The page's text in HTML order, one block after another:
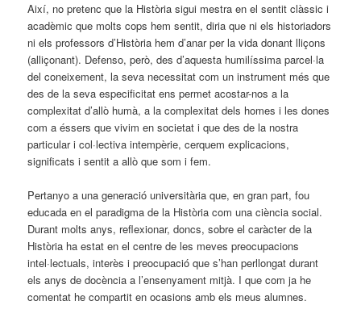
Així, no pretenc que la Història sigui mestra en el sentit clàssic i
acadèmic que molts cops hem sentit, diria que ni els historiadors
ni els professors d’Història hem d’anar per la vida donant lliçons
(alliçonant). Defenso, però, des d’aquesta humilíssima parcel·la
del coneixement, la seva necessitat com un instrument més que
des de la seva especificitat ens permet acostar-nos a la
complexitat d’allò humà, a la complexitat dels homes i les dones
com a éssers que vivim en societat i que des de la nostra
particular i col·lectiva intempèrie, cerquem explicacions,
significats i sentit a allò que som i fem.
Pertanyo a una generació universitària que, en gran part, fou
educada en el paradigma de la Història com una ciència social.
Durant molts anys, reflexionar, doncs, sobre el caràcter de la
Història ha estat en el centre de les meves preocupacions
intel·lectuals, interès i preocupació que s’han perllongat durant
els anys de docència a l’ensenyament mitjà. I que com ja he
comentat he compartit en ocasions amb els meus alumnes.